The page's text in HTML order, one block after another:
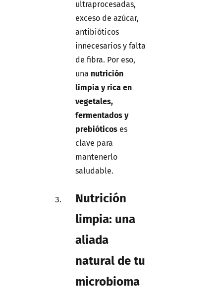
ultraprocesadas,
exceso de azúcar,
antibióticos
innecesarios y falta
de fibra. Por eso,
una nutrición
limpia y rica en
vegetales,
fermentados y
prebióticos es
clave para
mantenerlo
saludable.
Nutrición
limpia: una
aliada
natural de tu
microbioma